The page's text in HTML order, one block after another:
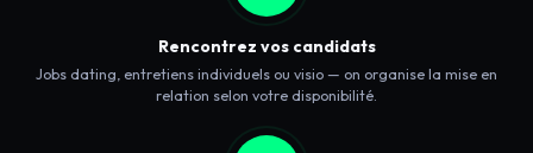
Rencontrez vos candidats
Jobs dating, entretiens individuels ou visio — on organise la mise en
relation selon votre disponibilité.